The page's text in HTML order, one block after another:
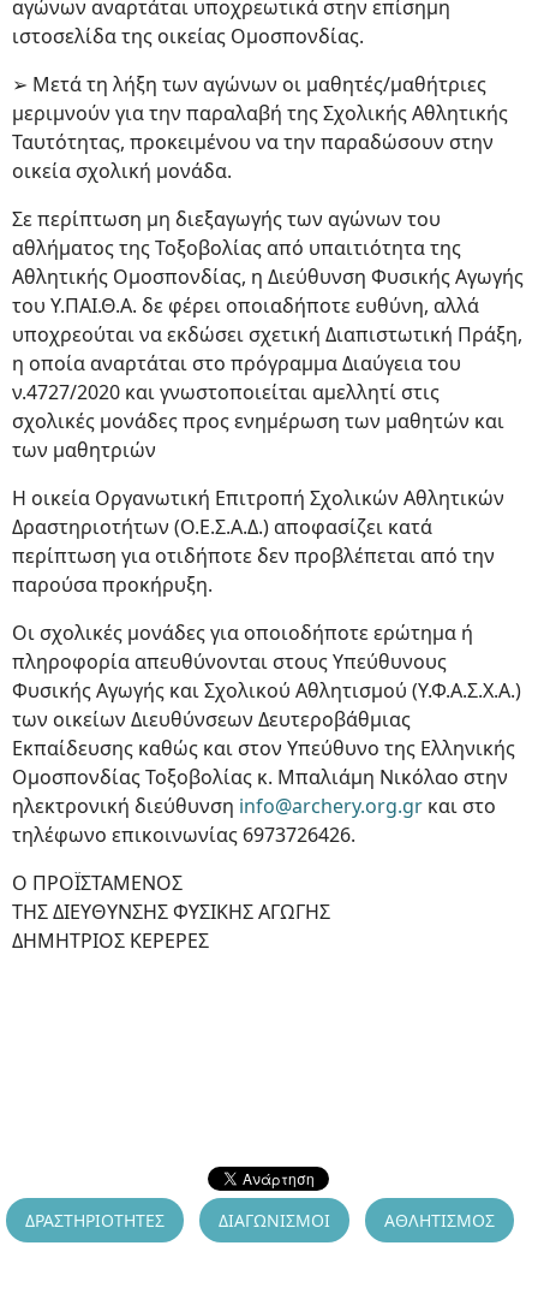
αγώνων αναρτάται υποχρεωτικά στην επίσημη
ιστοσελίδα της οικείας Ομοσπονδίας.
➢ Μετά τη λήξη των αγώνων οι μαθητές/μαθήτριες
μεριμνούν για την παραλαβή της Σχολικής Αθλητικής
Ταυτότητας, προκειμένου να την παραδώσουν στην
οικεία σχολική μονάδα.
Σε περίπτωση μη διεξαγωγής των αγώνων του
αθλήματος της Τοξοβολίας από υπαιτιότητα της
Αθλητικής Ομοσπονδίας, η Διεύθυνση Φυσικής Αγωγής
του Υ.ΠΑΙ.Θ.Α. δε φέρει οποιαδήποτε ευθύνη, αλλά
υποχρεούται να εκδώσει σχετική Διαπιστωτική Πράξη,
η οποία αναρτάται στο πρόγραμμα Διαύγεια του
ν.4727/2020 και γνωστοποιείται αμελλητί στις
σχολικές μονάδες προς ενημέρωση των μαθητών και
των μαθητριών
H οικεία Οργανωτική Επιτροπή Σχολικών Αθλητικών
Δραστηριοτήτων (Ο.Ε.Σ.Α.Δ.) αποφασίζει κατά
περίπτωση για οτιδήποτε δεν προβλέπεται από την
παρούσα προκήρυξη.
Οι σχολικές μονάδες για οποιοδήποτε ερώτημα ή
πληροφορία απευθύνονται στους Υπεύθυνους
Φυσικής Αγωγής και Σχολικού Αθλητισμού (Υ.Φ.Α.Σ.Χ.Α.)
των οικείων Διευθύνσεων Δευτεροβάθμιας
Εκπαίδευσης καθώς και στον Υπεύθυνο της Ελληνικής
Ομοσπονδίας Τοξοβολίας κ. Μπαλιάμη Νικόλαο στην
ηλεκτρονική διεύθυνση info@archery.org.gr και στο
τηλέφωνο επικοινωνίας 6973726426.
O ΠΡΟΪΣΤΑΜΕΝΟΣ
ΤΗΣ ΔΙΕΥΘΥΝΣΗΣ ΦΥΣΙΚΗΣ ΑΓΩΓΗΣ
ΔΗΜΗΤΡΙΟΣ ΚΕΡΕΡΕΣ
ΔΡΑΣΤΗΡΙΟΤΗΤΕΣ ΔΙΑΓΩΝΙΣΜΟΙ ΑΘΛΗΤΙΣΜΟΣ